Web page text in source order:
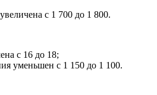
с 1 700 до 1 800.
с 16 до 18;
уменьшен с 1 150 до 1 100.